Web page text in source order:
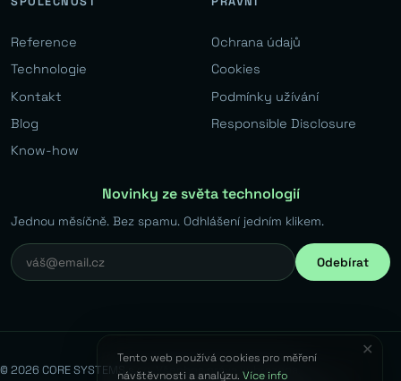
Reference
Technologie
Kontakt
Blog
Know-how
Ochrana údajů
Cookies
Podmínky užívání
Responsible Disclosure
Novinky ze světa technologií
Jednou měsíčně. Bez spamu. Odhlášení jedním klikem.
Odebírat
© 2026 CORE SYSTEMS s.r.o. Všechna práva vyhrazena.
✕
Tento web používá cookies pro měření
návštěvnosti a analýzu.Více info